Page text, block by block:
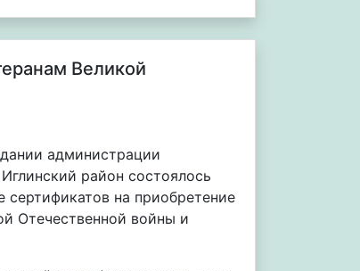
Великой
администрации
район состоялось
сертификатов на приобретение
Отечественной войны и